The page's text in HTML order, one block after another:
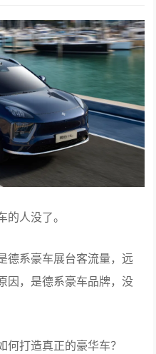
人没了。
德系豪车展台客流量，远
因，是德系豪车品牌，没
打造真正的豪华车？